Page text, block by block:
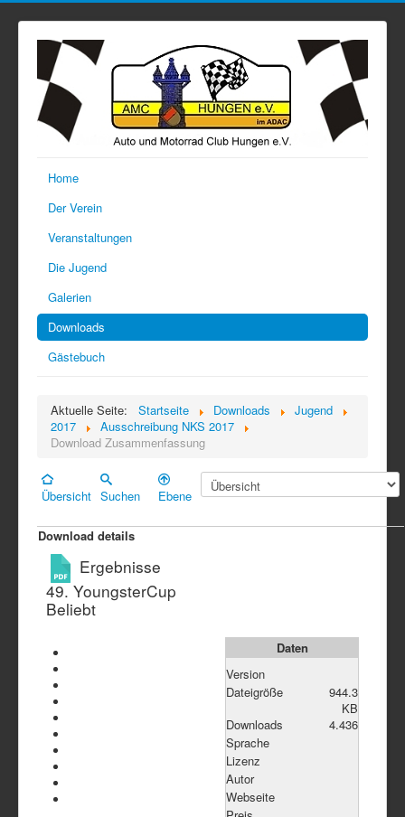
Home
Der Verein
Veranstaltungen
Die Jugend
Galerien
Downloads
Gästebuch
Aktuelle Seite: Startseite Downloads
Jugend
2017
Ausschreibung NKS 2017
Download Zusammenfassung
Übersicht Suchen Ebene
Download details
Ergebnisse
49. YoungsterCup
Beliebt
Daten
Version
Dateigröße
944.3
KB
Downloads
4.436
Sprache
Lizenz
Autor
Webseite